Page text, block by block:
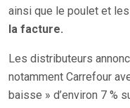
ainsi que le poulet et
la facture.
Les distributeurs
notamment Carrefour
baisse » d’environ 7 %